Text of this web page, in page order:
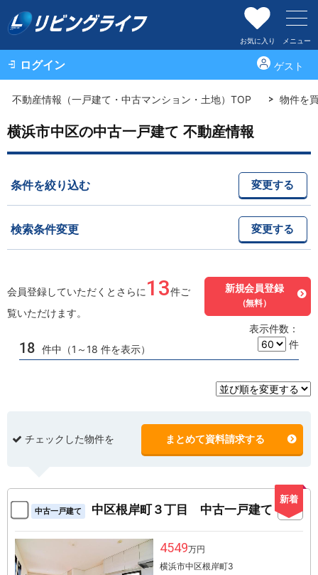
お気に入り メニュー
ログイン ゲスト
不動産情報（一戸建て・中古マンション・土地）TOP 物件を
横浜市中区の中古一戸建て 不動産情報
条件を絞り込む 変更する
検索条件変更 変更する
会員登録していただくとさらに 13件ご
覧いただけます。
新規会員登録
（無料）
18 件中（1～18 件を表示）
表示件数：
件
チェックした物件を まとめて資料請求する
新着
中古一戸建て 中区根岸町３丁目 中古一戸建て
4549万円
横浜市中区根岸町3